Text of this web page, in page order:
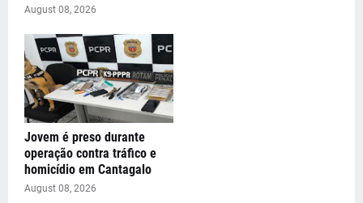
August 08, 2026
Jovem é preso durante
operação contra tráfico e
homicídio em Cantagalo
August 08, 2026